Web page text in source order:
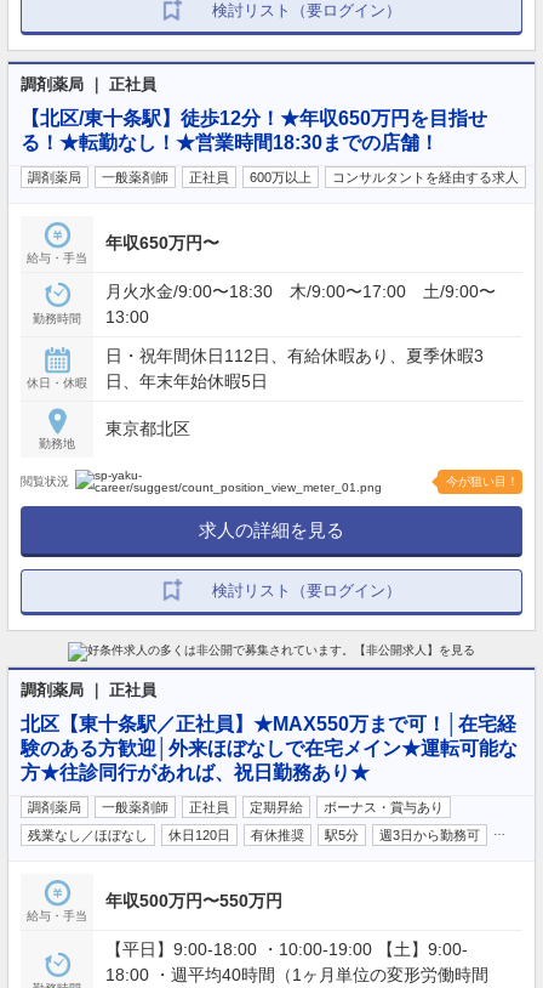
検討リスト（要ログイン）
調剤薬局 ｜ 正社員
【北区/東十条駅】徒歩12分！★年収650万円を目指せ
る！★転勤なし！★営業時間18:30までの店舗！
調剤薬局 一般薬剤師 正社員 600万以上 コンサルタントを経由する求人
給与・手当
年収650万円〜
勤務時間
月火水金/9:00〜18:30 木/9:00〜17:00 土/9:00〜
13:00
休日・休暇
日・祝年間休日112日、有給休暇あり、夏季休暇3
日、年末年始休暇5日
勤務地
東京都北区
閲覧状況 今が狙い目！
求人の詳細を見る
検討リスト（要ログイン）
調剤薬局 ｜ 正社員
北区【東十条駅／正社員】★MAX550万まで可！│在宅経
験のある方歓迎│外来ほぼなしで在宅メイン★運転可能な
方★往診同行があれば、祝日勤務あり★
調剤薬局 一般薬剤師 正社員 定期昇給
ボーナス・賞与あり
残業なし／ほぼなし
休日120日 有休推奨 駅5分 週3日から勤務可
給与・手当
年収500万円〜550万円
【平日】9:00-18:00 ・10:00-19:00 【土】9:00-
18:00 ・週平均40時間（1ヶ月単位の変形労働時間